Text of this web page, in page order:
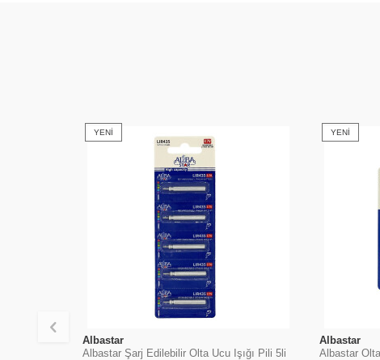
YENI
Albastar
Albastar Şarj Edilebilir Olta Ucu Işığı Pili 5li
YENI
Albastar
Albastar